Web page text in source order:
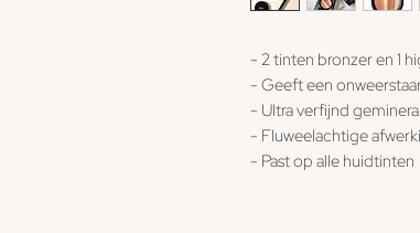
- 2 tinten bronzer en 1
- Geeft een
- Ultra verfijnd
- Fluweelachtige
- Past op alle huidtinten